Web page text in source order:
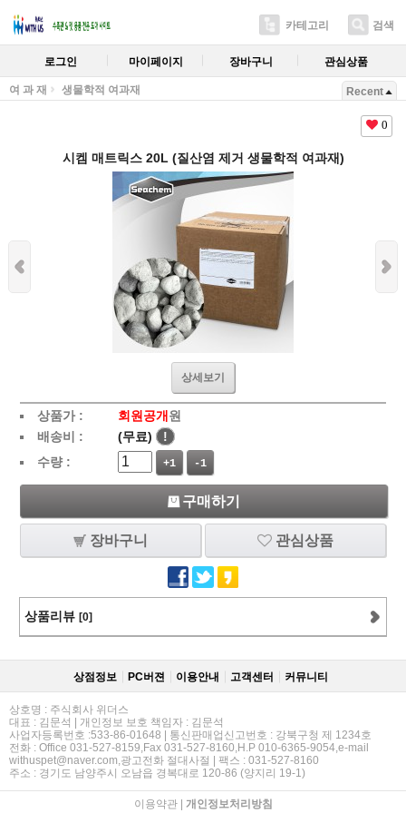
카테고리 검색
로그인 마이페이지 장바구니 관심상품
여 과 재 생물학적 여과재 Recent
0
시켐 매트릭스 20L (질산염 제거 생물학적 여과재)
상세보기
상품가 : 회원공개 원
배송비 :
(무료)
!
수량 :
+1 -1
구매하기
장바구니 관심상품
상품리뷰 [0]
상점정보 PC버젼 이용안내 고객센터 커뮤니티
상호명 : 주식회사 위더스
대표 : 김문석 | 개인정보 보호 책임자 : 김문석
사업자등록번호 :533-86-01648 | 통신판매업신고번호 : 강북구청 제 1234호
전화 : Office 031-527-8159,Fax 031-527-8160,H.P 010-6365-9054,e-mail
withuspet@naver.com,광고전화 절대사절 | 팩스 : 031-527-8160
주소 : 경기도 남양주시 오남읍 경복대로 120-86 (양지리 19-1)
이용약관| 개인정보처리방침